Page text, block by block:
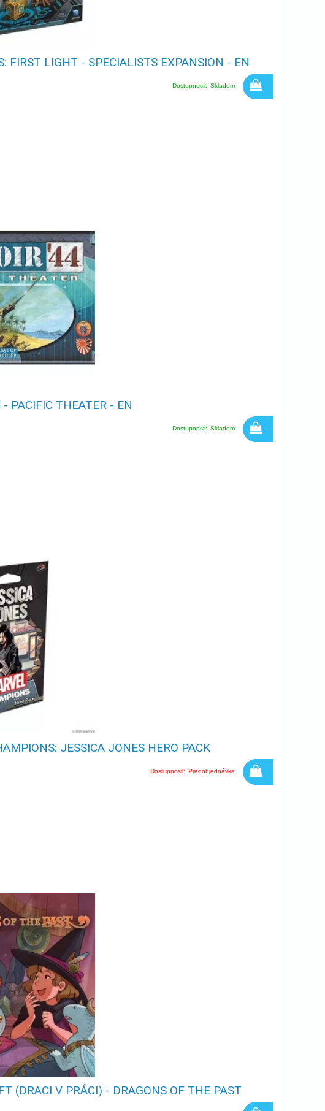
FIRST LIGHT - SPECIALISTS EXPANSION - EN
Dostupnosť: Skladom
PACIFIC THEATER - EN
Dostupnosť: Skladom
JESSICA JONES HERO PACK
Dostupnosť: Predobjednávka
(DRACI V PRÁCI) - DRAGONS OF THE PAST